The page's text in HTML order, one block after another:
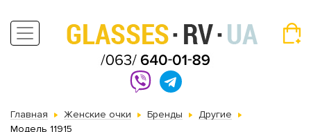
Главная Женские очки Бренды
Другие
Модель 11915